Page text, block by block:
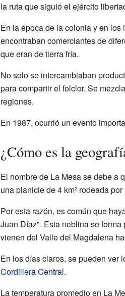
la ruta que siguió el ejército
En la época de la colonia y en
encontraban comerciantes de
que eran de tierra fría.
No solo se intercambiaban
para compartir el folclor. Se
regiones.
En 1987, ocurrió un evento
¿Cómo es la
El nombre de La Mesa se debe a
una planicie de 4 km² rodeada
Por esta razón, es común que
Juan Díaz". Esta neblina se
vienen del Valle del Magdalena
En los días claros, se pueden ver
Cordillera Central.
La temperatura promedio en La